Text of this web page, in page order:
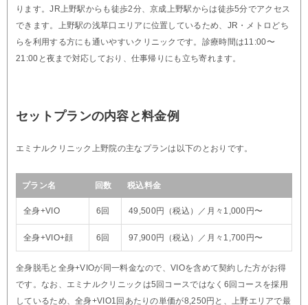
ります。JR上野駅からも徒歩2分、京成上野駅からは徒歩5分でアクセス
できます。上野駅の浅草口エリアに位置しているため、JR・メトロどち
らを利用する方にも通いやすいクリニックです。診療時間は11:00〜
21:00と夜まで対応しており、仕事帰りにも立ち寄れます。
セットプランの内容と料金例
エミナルクリニック上野院の主なプランは以下のとおりです。
プラン名 回数 税込料金
全身+VIO 6回 49,500円（税込）／月々1,000円〜
全身+VIO+顔 6回 97,900円（税込）／月々1,700円〜
全身脱毛と全身+VIOが同一料金なので、VIOを含めて契約した方がお得
です。なお、エミナルクリニックは5回コースではなく6回コースを採用
しているため、全身+VIO1回あたりの単価が8,250円と、上野エリアで最